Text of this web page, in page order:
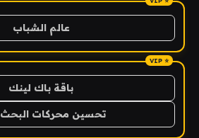
عالم الشباب
باقة باك لينك
تحسين محركات البحث SEO